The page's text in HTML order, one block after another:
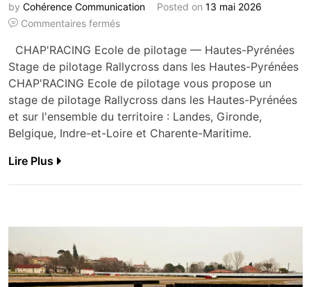
by Cohérence Communication Posted on 13 mai 2026
Commentaires fermés
CHAP'RACING Ecole de pilotage — Hautes-Pyrénées
Stage de pilotage Rallycross dans les Hautes-Pyrénées
CHAP'RACING Ecole de pilotage vous propose un
stage de pilotage Rallycross dans les Hautes-Pyrénées
et sur l'ensemble du territoire : Landes, Gironde,
Belgique, Indre-et-Loire et Charente-Maritime.
Lire Plus